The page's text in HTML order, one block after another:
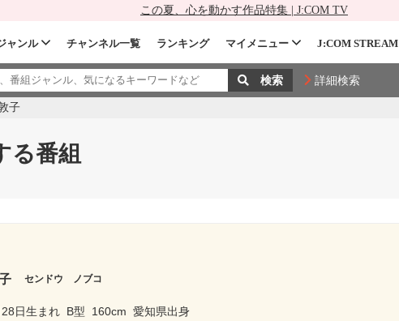
この夏、心を動かす作品特集 | J:COM TV
ャンル チャンネル一覧 ランキング マイメニュー J:COM STREAM
詳細検索
子
番組
センドウ ノブコ
日生まれ B型 160cm 愛知県出身